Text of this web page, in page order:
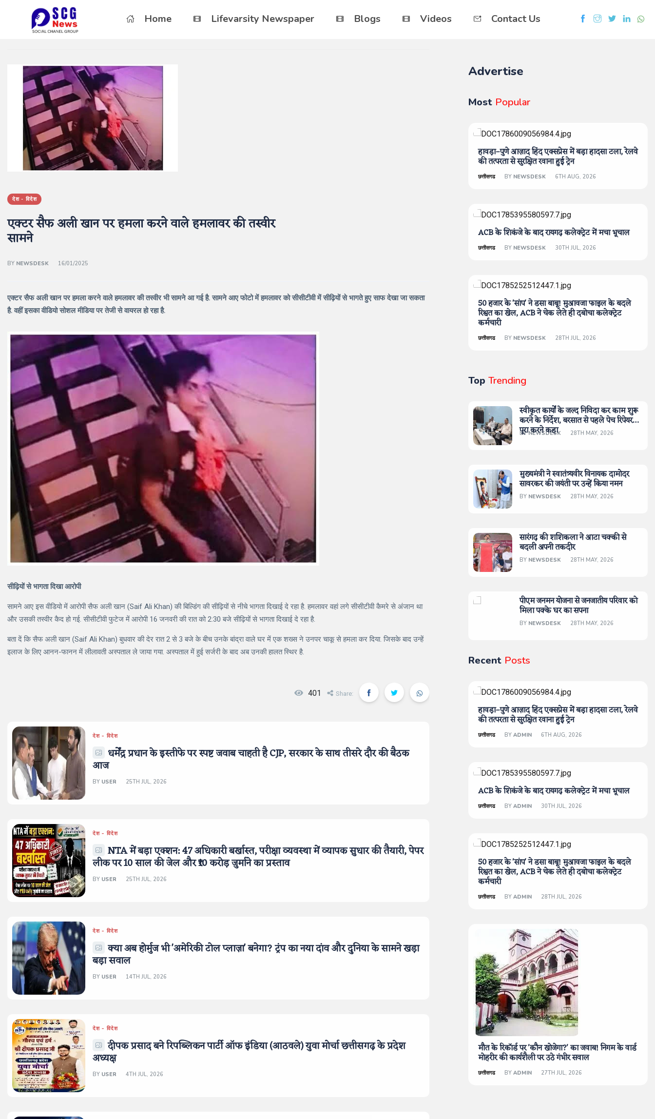
Home Lifevarsity Newspaper Blogs Videos Contact Us
देश - विदेश
एक्टर सैफ अली खान पर हमला करने वाले हमलावर की तस्वीर
सामने
BY NEWSDESK 16/01/2025
एक्टर सैफ अली खान पर हमला करने वाले हमलावर की तस्वीर भी सामने आ गई है. सामने आए फोटो में हमलावर को सीसीटीवी में सीढ़ियों से भागते हुए साफ देखा जा सकता
है. वहीं इसका वीडियो सोशल मीडिया पर तेजी से वायरल हो रहा है.
सीढ़ियों से भागता दिखा आरोपी
सामने आए इस वीडियो में आरोपी सैफ अली खान (Saif Ali Khan) की बिल्डिंग की सीढ़ियों से नीचे भागता दिखाई दे रहा है. हमलावर वहां लगे सीसीटीवी कैमरे से अंजान था
और उसकी तस्वीर कैद हो गई. सीसीटीवी फुटेज में आरोपी 16 जनवरी की रात को 2:30 बजे सीढ़ियों से भागता दिखाई दे रहा है.
बता दें कि सैफ अली खान (Saif Ali Khan) बुधवार की देर रात 2 से 3 बजे के बीच उनके बांद्रा वाले घर में एक शख्स ने उनपर चाकू से हमला कर दिया. जिसके बाद उन्हें
इलाज के लिए आनन-फानन में लीलावती अस्पताल ले जाया गया. अस्पताल में हुई सर्जरी के बाद अब उनकी हालत स्थिर है.
401 Share:
देश - विदेश
धर्मेंद्र प्रधान के इस्तीफे पर स्पष्ट जवाब चाहती है CJP, सरकार के साथ तीसरे दौर की बैठक
आज
BY USER 25TH JUL, 2026
देश - विदेश
NTA में बड़ा एक्शन: 47 अधिकारी बर्खास्त, परीक्षा व्यवस्था में व्यापक सुधार की तैयारी, पेपर
लीक पर 10 साल की जेल और ₹10 करोड़ जुर्माने का प्रस्ताव
BY USER 25TH JUL, 2026
देश - विदेश
क्या अब होर्मुज भी 'अमेरिकी टोल प्लाज़ा' बनेगा? ट्रंप का नया दांव और दुनिया के सामने खड़ा
बड़ा सवाल
BY USER 14TH JUL, 2026
देश - विदेश
दीपक प्रसाद बने रिपब्लिकन पार्टी ऑफ इंडिया (आठवले) युवा मोर्चा छत्तीसगढ़ के प्रदेश
अध्यक्ष
BY USER 4TH JUL, 2026
Advertise
Most Popular
हावड़ा–पुणे आज़ाद हिंद एक्सप्रेस में बड़ा हादसा टला, रेलवे
की तत्परता से सुरक्षित रवाना हुई ट्रेन
छत्तीसगढ BY NEWSDESK 6TH AUG, 2026
ACB के शिकंजे के बाद रायगढ़ कलेक्ट्रेट में मचा भूचाल
छत्तीसगढ BY NEWSDESK 30TH JUL, 2026
50 हजार के 'सांप' ने डसा बाबू! मुआवजा फाइल के बदले
रिश्वत का खेल, ACB ने चेक लेते ही दबोचा कलेक्ट्रेट
कर्मचारी
छत्तीसगढ BY NEWSDESK 28TH JUL, 2026
Top Trending
स्वीकृत कार्यों के जल्द निविदा कर काम शुरू
करने के निर्देश, बरसात से पहले पेच रिपेयर
पूरा करने कहा
BYNEWSDESK 28TH MAY, 2026
मुख्यमंत्री ने स्वातंत्र्यवीर विनायक दामोदर
सावरकर की जयंती पर उन्हें किया नमन
BY NEWSDESK 28TH MAY, 2026
सारंगढ़ की शशिकला ने आटा चक्की से
बदली अपनी तकदीर
BY NEWSDESK 28TH MAY, 2026
पीएम जनमन योजना से जनजातीय परिवार को
मिला पक्के घर का सपना
BY NEWSDESK 28TH MAY, 2026
Recent Posts
हावड़ा–पुणे आज़ाद हिंद एक्सप्रेस में बड़ा हादसा टला, रेलवे
की तत्परता से सुरक्षित रवाना हुई ट्रेन
छत्तीसगढ BY ADMIN 6TH AUG, 2026
ACB के शिकंजे के बाद रायगढ़ कलेक्ट्रेट में मचा भूचाल
छत्तीसगढ BY ADMIN 30TH JUL, 2026
50 हजार के 'सांप' ने डसा बाबू! मुआवजा फाइल के बदले
रिश्वत का खेल, ACB ने चेक लेते ही दबोचा कलेक्ट्रेट
कर्मचारी
छत्तीसगढ BY ADMIN 28TH JUL, 2026
मौत के रिकॉर्ड पर 'कौन खोजेगा?' का जवाब! निगम के वार्ड
मोहरीर की कार्यशैली पर उठे गंभीर सवाल
छत्तीसगढ BY ADMIN 27TH JUL, 2026